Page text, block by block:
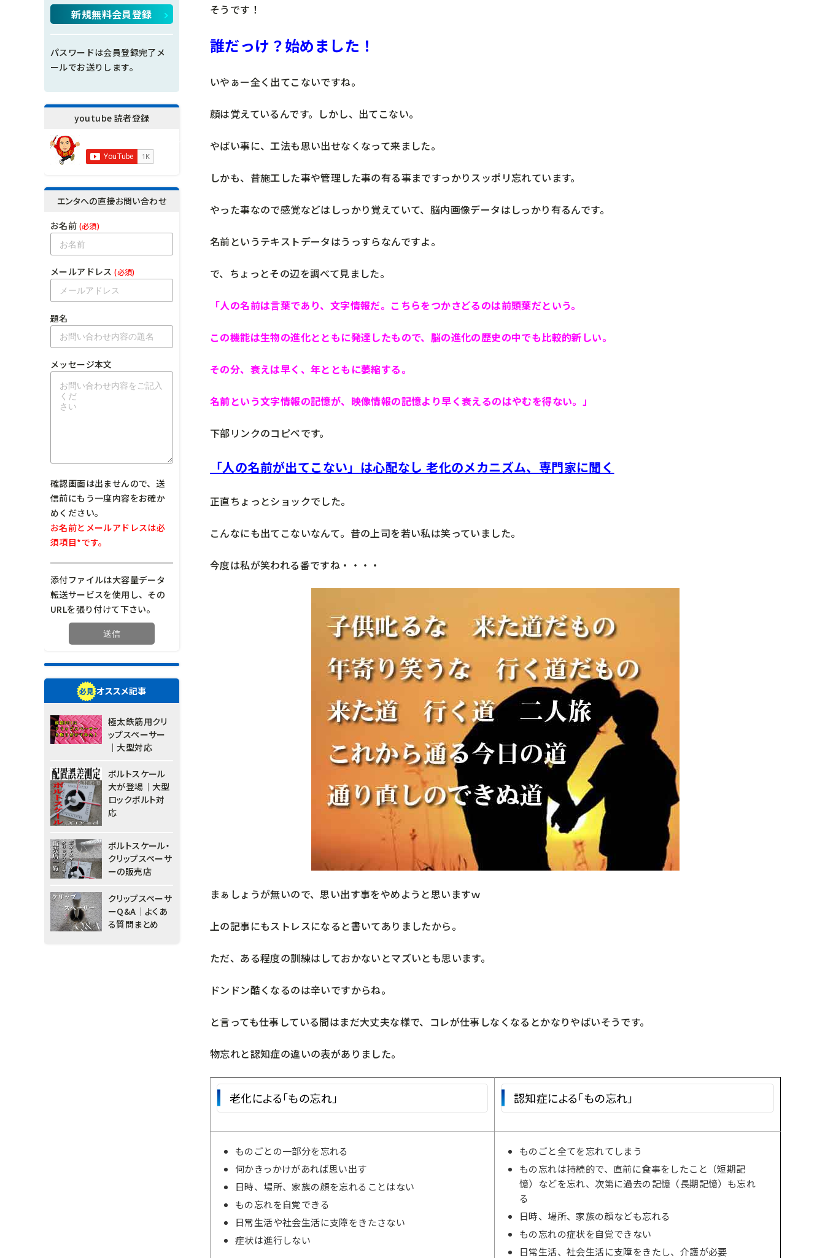
そうです！
誰だっけ？始めました！
いやぁー全く出てこないですね。
顔は覚えているんです。しかし、出てこない。
やばい事に、工法も思い出せなくなって来ました。
しかも、昔施工した事や管理した事の有る事まですっかりスッポリ忘れています。
やった事なので感覚などはしっかり覚えていて、脳内画像データはしっかり有るんです。
名前というテキストデータはうっすらなんですよ。
で、ちょっとその辺を調べて見ました。
「人の名前は言葉であり、文字情報だ。こちらをつかさどるのは前頭葉だという。
この機能は生物の進化とともに発達したもので、脳の進化の歴史の中でも比較的新しい。
その分、衰えは早く、年とともに萎縮する。
名前という文字情報の記憶が、映像情報の記憶より早く衰えるのはやむを得ない。」
下部リンクのコピペです。
「人の名前が出てこない」は心配なし 老化のメカニズム、専門家に聞く
正直ちょっとショックでした。
こんなにも出てこないなんて。昔の上司を若い私は笑っていました。
今度は私が笑われる番ですね・・・・
まぁしょうが無いので、思い出す事をやめようと思いますｗ
上の記事にもストレスになると書いてありましたから。
ただ、ある程度の訓練はしておかないとマズいとも思います。
ドンドン酷くなるのは辛いですからね。
と言っても仕事している間はまだ大丈夫な様で、コレが仕事しなくなるとかなりやばいそうです。
物忘れと認知症の違いの表がありました。
老化による「もの忘れ」 認知症による「もの忘れ」
ものごとの一部分を忘れる
何かきっかけがあれば思い出す
日時、場所、家族の顔を忘れることはない
もの忘れを自覚できる
日常生活や社会生活に支障をきたさない
症状は進行しない
ものごと全てを忘れてしまう
もの忘れは持続的で、直前に食事をしたこと（短期記
憶）などを忘れ、次第に過去の記憶（長期記憶）も忘れ
る
日時、場所、家族の顔なども忘れる
もの忘れの症状を自覚できない
日常生活、社会生活に支障をきたし、介護が必要
新規無料会員登録
パスワードは会員登録完了メ
ールでお送りします。
youtube 読者登録
エンタへの直接お問い合わせ
お名前 (必須)
メールアドレス (必須)
題名
メッセージ本文
確認画面は出ませんので、送
信前にもう一度内容をお確か
めください。
お名前とメールアドレスは必
須項目*です。
添付ファイルは大容量データ
転送サービスを使用し、その
URLを張り付けて下さい。
オススメ記事
極太鉄筋用クリ
ップスペーサー
｜大型対応
ボルトスケール
大が登場｜大型
ロックボルト対
応
ボルトスケール・
クリップスペーサ
ーの販売店
クリップスペーサ
ーQ&A｜よくあ
る質問まとめ